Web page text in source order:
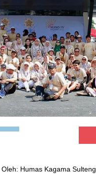
Oleh: Humas Kagama Sulteng